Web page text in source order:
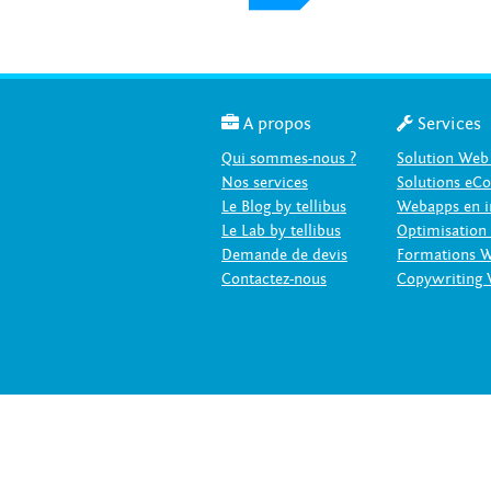
 A propos
Qui sommes-nous ?
Nos services
Le Blog by tellibus
Le Lab by tellibus
Demande de devis
Contactez-nous
 Services
Solution
Solutions
Webapps en
Optimisation
Formations
Copywriting